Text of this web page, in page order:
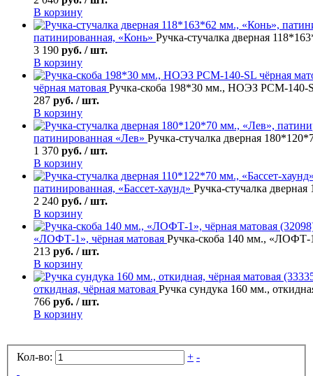
В корзину
патинированная, «Конь» Ручка-стучалка дверная
3 190 руб. / шт.
В корзину
чёрная матовая Ручка-скоба 198*30 мм., НОЭЗ РСМ-140-
287 руб. / шт.
В корзину
патинированная «Лев» Ручка-стучалка дверная
1 370 руб. / шт.
В корзину
патинированная, «Бассет-хаунд» Ручка-стучалка
2 240 руб. / шт.
В корзину
«ЛОФТ-1», чёрная матовая Ручка-скоба 140 мм., «ЛОФТ-
213 руб. / шт.
В корзину
откидная, чёрная матовая Ручка сундука 160 мм.,
766 руб. / шт.
В корзину
Кол-во: + -